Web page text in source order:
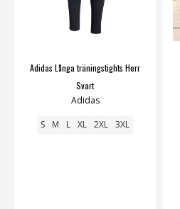
Adidas Långa träningstights Herr
Svart
Adidas
S M L XL 2XL 3XL